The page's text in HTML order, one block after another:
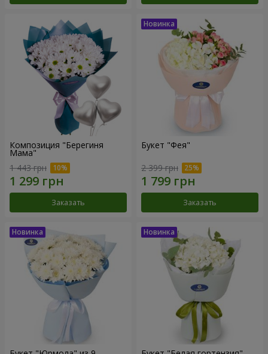
Композиция "Берегиня
Мама"
1 443 грн
Заказать
Букет "Фея"
2 399 грн
Заказать